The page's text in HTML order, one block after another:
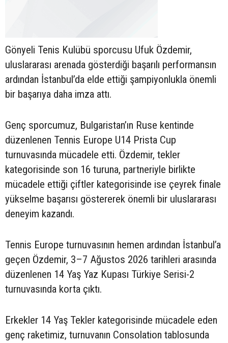
Gönyeli Tenis Kulübü sporcusu Ufuk Özdemir,
uluslararası arenada gösterdiği başarılı performansın
ardından İstanbul’da elde ettiği şampiyonlukla önemli
bir başarıya daha imza attı.
Genç sporcumuz, Bulgaristan’ın Ruse kentinde
düzenlenen Tennis Europe U14 Prista Cup
turnuvasında mücadele etti. Özdemir, tekler
kategorisinde son 16 turuna, partneriyle birlikte
mücadele ettiği çiftler kategorisinde ise çeyrek finale
yükselme başarısı göstererek önemli bir uluslararası
deneyim kazandı.
Tennis Europe turnuvasının hemen ardından İstanbul’a
geçen Özdemir, 3–7 Ağustos 2026 tarihleri arasında
düzenlenen 14 Yaş Yaz Kupası Türkiye Serisi-2
turnuvasında korta çıktı.
Erkekler 14 Yaş Tekler kategorisinde mücadele eden
genç raketimiz, turnuvanın Consolation tablosunda